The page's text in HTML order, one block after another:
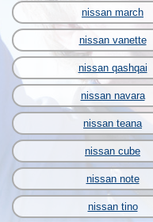
nissan march
nissan vanette
nissan qashqai
nissan navara
nissan teana
nissan cube
nissan note
nissan tino